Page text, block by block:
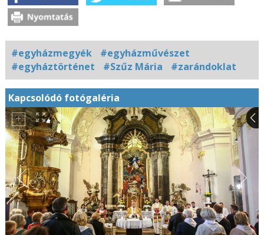
#egyházmegyék
#egyházművészet
#egyháztörténet
#Szűz Mária #zarándoklat
Kapcsolódó fotógaléria